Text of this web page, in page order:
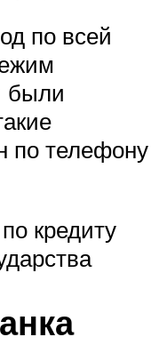
по всей
были
по телефону
кредиту